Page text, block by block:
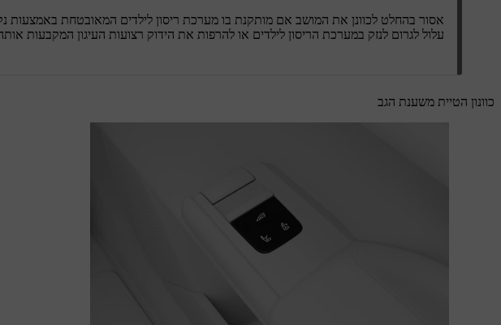
אסור בהחלט לכוונן את המושב אם מותקנת בו מערכת ריסון לילדים המאובטחת באמצעות
עלול לגרום לנזק במערכת הריסון לילדים או להרפות את הידוק רצועות העיגון המקבעות
כוונון הטיית משענת הגב